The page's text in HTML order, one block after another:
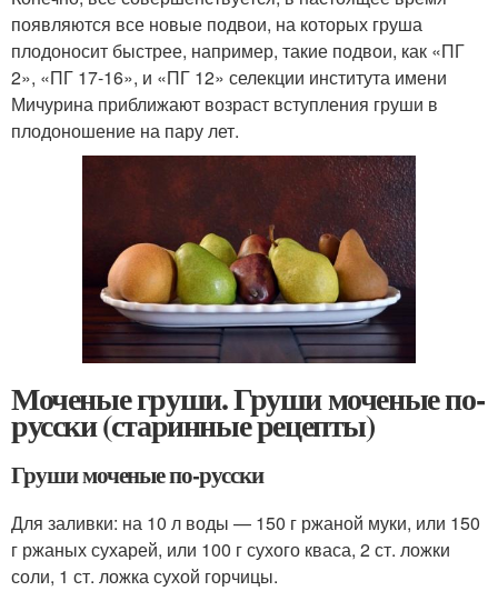
появляются все новые подвои, на которых груша
плодоносит быстрее, например, такие подвои, как «ПГ
2», «ПГ 17-16», и «ПГ 12» селекции института имени
Мичурина приближают возраст вступления груши в
плодоношение на пару лет.
Моченые груши. Груши моченые по-
русски (старинные рецепты)
Груши моченые по-русски
Для заливки: на 10 л воды — 150 г ржаной муки, или 150
г ржаных сухарей, или 100 г сухого кваса, 2 ст. ложки
соли, 1 ст. ложка сухой горчицы.